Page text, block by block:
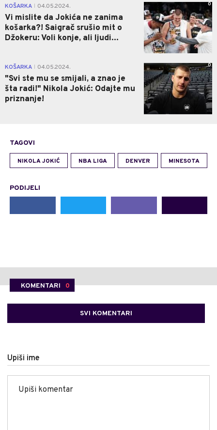
KOŠARKA 04.05.2024.
Vi mislite da Jokića ne zanima
košarka?! Saigrač srušio mit o
Džokeru: Voli konje, ali ljudi...
0
KOŠARKA 04.05.2024.
"Svi ste mu se smijali, a znao je
šta radi!" Nikola Jokić: Odajte mu
priznanje!
0
TAGOVI
NIKOLA JOKIĆ NBA LIGA DENVER MINESOTA
PODIJELI
KOMENTARI 0
SVI KOMENTARI
Upiši ime